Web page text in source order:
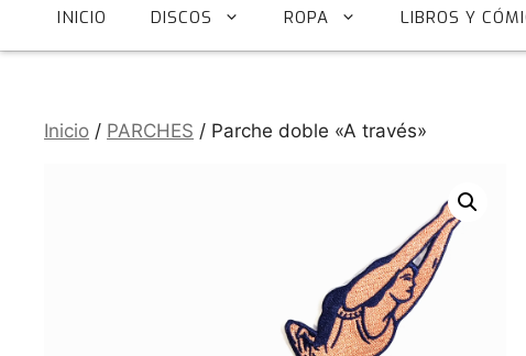
INICIO DISCOS ROPA LIBROS Y
Inicio / PARCHES / Parche doble «A través»